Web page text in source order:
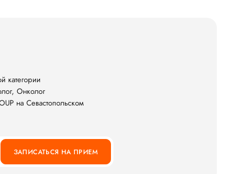
категории
Онколог
на Севастопольском
ЗАПИСАТЬСЯ НА ПРИЕМ